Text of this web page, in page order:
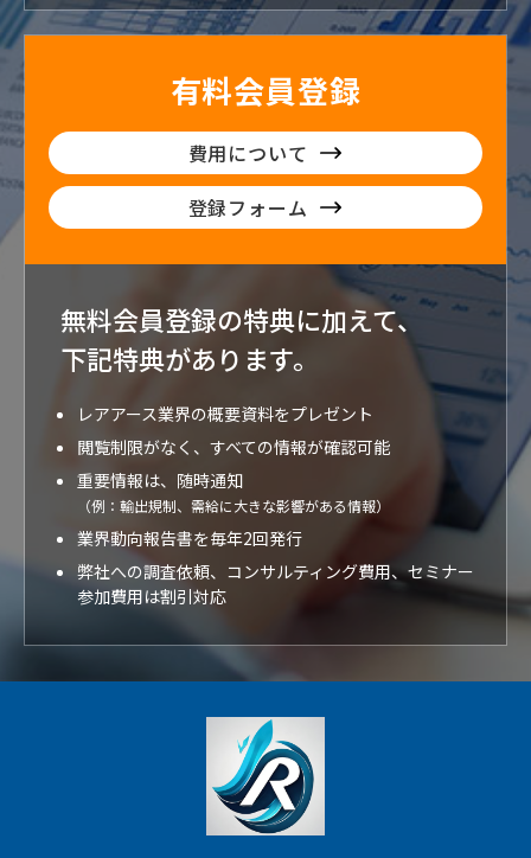
有料会員登録
費用について
登録フォーム
無料会員登録の特典に加えて、
下記特典があります。
レアアース業界の概要資料をプレゼント
閲覧制限がなく、すべての情報が確認可能
重要情報は、随時通知
（例：輸出規制、需給に大きな影響がある情報）
業界動向報告書を毎年2回発行
弊社への調査依頼、コンサルティング費用、セミナー
参加費用は割引対応